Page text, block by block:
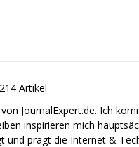
214 Artikel
JournalExpert.de. Ich
inspirieren mich
und prägt die Internet &